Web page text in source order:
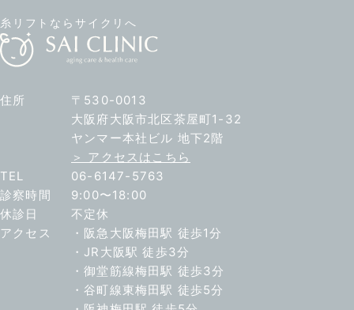
糸リフトならサイクリへ
住所
〒530-0013
大阪府大阪市北区茶屋町1-32
ヤンマー本社ビル 地下2階
＞ アクセスはこちら
TEL
06-6147-5763
診察時間
9:00〜18:00
休診日
不定休
アクセス
・阪急大阪梅田駅 徒歩1分
・JR大阪駅 徒歩3分
・御堂筋線梅田駅 徒歩3分
・谷町線東梅田駅 徒歩5分